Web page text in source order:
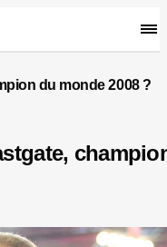
du monde 2008 ?